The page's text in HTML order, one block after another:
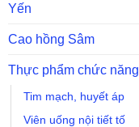
Yến
Cao hồng Sâm
Thực phẩm chức năng
Tim mạch, huyết áp
Viên uống nội tiết tố